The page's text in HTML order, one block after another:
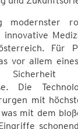
Für
vor allem
Die
mit
mit dem